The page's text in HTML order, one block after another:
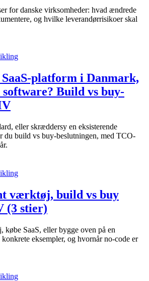
for danske virksomheder: hvad ændrede
og hvilke leverandørrisikoer skal
platform i Danmark,
Build vs buy-
eller skræddersy en eksisterende
du build vs buy-beslutningen, med TCO-
værktøj, build vs buy
(3 stier)
SaaS, eller bygge oven på en
eksempler, og hvornår no-code er